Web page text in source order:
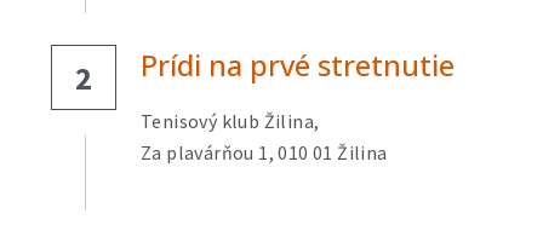
2 Prídi na prvé stretnutie
Tenisový klub Žilina,
Za plavárňou 1, 010 01 Žilina